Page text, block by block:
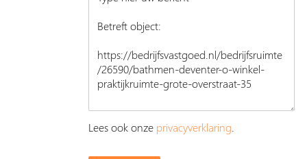
Lees ook onze privacyverklaring